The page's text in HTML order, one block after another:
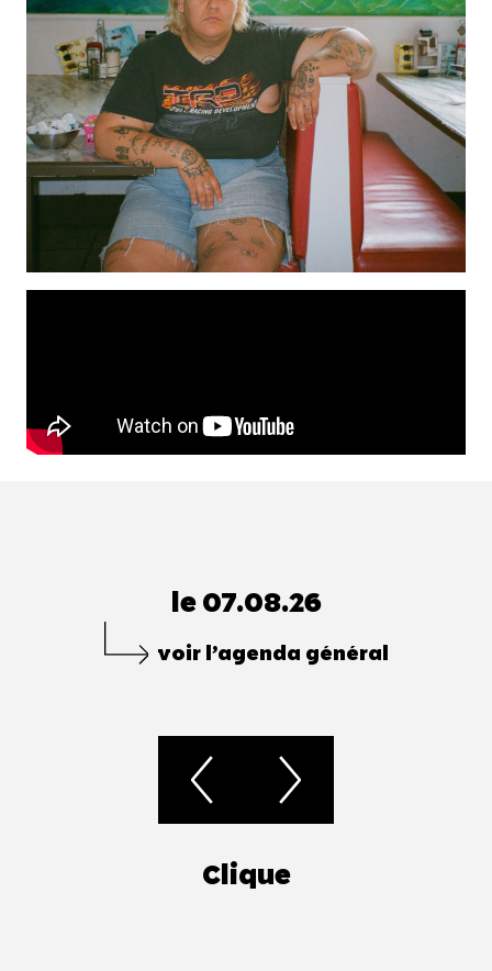
le 07.08.26
voir l’agenda général
Clique